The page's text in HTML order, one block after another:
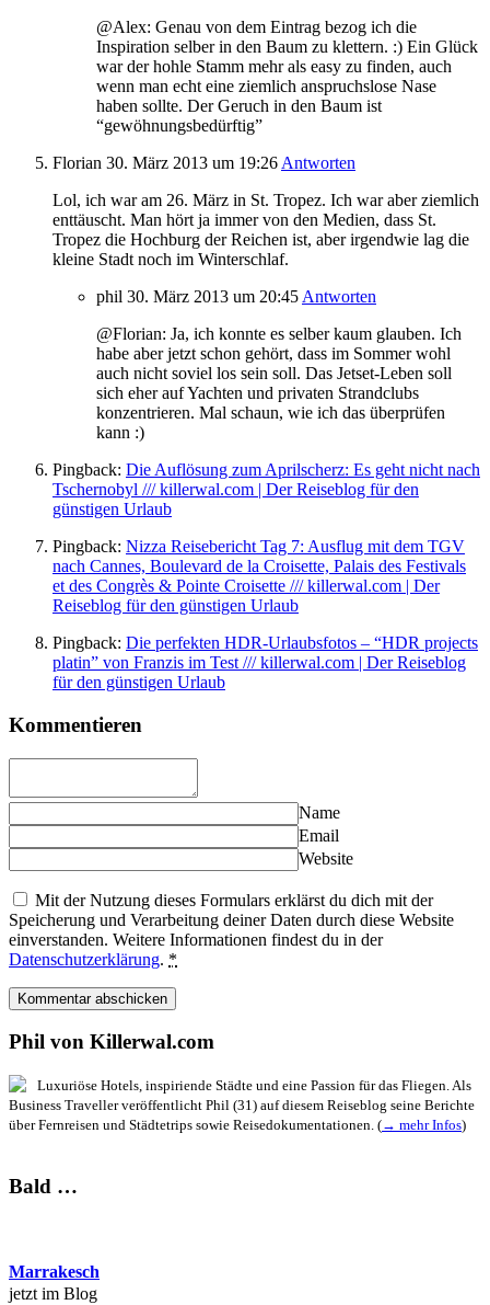
@Alex: Genau von dem Eintrag bezog ich die
Inspiration selber in den Baum zu klettern. :) Ein Glück
war der hohle Stamm mehr als easy zu finden, auch
wenn man echt eine ziemlich anspruchslose Nase
haben sollte. Der Geruch in den Baum ist
“gewöhnungsbedürftig”
Florian 30. März 2013 um 19:26 Antworten
Lol, ich war am 26. März in St. Tropez. Ich war aber ziemlich
enttäuscht. Man hört ja immer von den Medien, dass St.
Tropez die Hochburg der Reichen ist, aber irgendwie lag die
kleine Stadt noch im Winterschlaf.
phil 30. März 2013 um 20:45 Antworten
@Florian: Ja, ich konnte es selber kaum glauben. Ich
habe aber jetzt schon gehört, dass im Sommer wohl
auch nicht soviel los sein soll. Das Jetset-Leben soll
sich eher auf Yachten und privaten Strandclubs
konzentrieren. Mal schaun, wie ich das überprüfen
kann :)
Pingback: Die Auflösung zum Aprilscherz: Es geht nicht nach
Tschernobyl /// killerwal.com | Der Reiseblog für den
günstigen Urlaub
Pingback: Nizza Reisebericht Tag 7: Ausflug mit dem TGV
nach Cannes, Boulevard de la Croisette, Palais des Festivals
et des Congrès & Pointe Croisette /// killerwal.com | Der
Reiseblog für den günstigen Urlaub
Pingback: Die perfekten HDR-Urlaubsfotos – “HDR projects
platin” von Franzis im Test /// killerwal.com | Der Reiseblog
für den günstigen Urlaub
Kommentieren
Name
Email
Website
Mit der Nutzung dieses Formulars erklärst du dich mit der
Speicherung und Verarbeitung deiner Daten durch diese Website
einverstanden. Weitere Informationen findest du in der
Datenschutzerklärung. *
Phil von Killerwal.com
Luxuriöse Hotels, inspiriende Städte und eine Passion für das Fliegen. Als
Business Traveller veröffentlicht Phil (31) auf diesem Reiseblog seine Berichte
über Fernreisen und Städtetrips sowie Reisedokumentationen. (→ mehr Infos)
Bald …
Marrakesch
jetzt im Blog